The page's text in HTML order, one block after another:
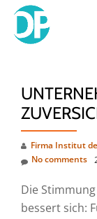
Skip
Firma Institut
No comments
Die
bessert sich: